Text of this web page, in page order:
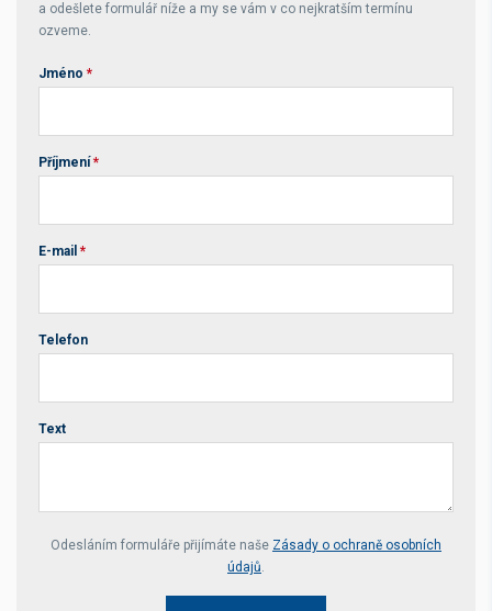
a odešlete formulář níže a my se vám v co nejkratším termínu
ozveme.
Jméno *
Příjmení *
E-mail *
Telefon
Text
Your website *
Odesláním formuláře přijímáte naše Zásady o ochraně osobních
údajů.